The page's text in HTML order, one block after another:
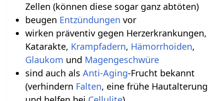
Zellen (können diese sogar ganz abtöten)
beugen Entzündungen vor
wirken präventiv gegen Herzerkrankungen,
Katarakte, Krampfadern, Hämorrhoiden,
Glaukom und Magengeschwüre
sind auch als Anti-Aging-Frucht bekannt
(verhindern Falten, eine frühe Hautalterung